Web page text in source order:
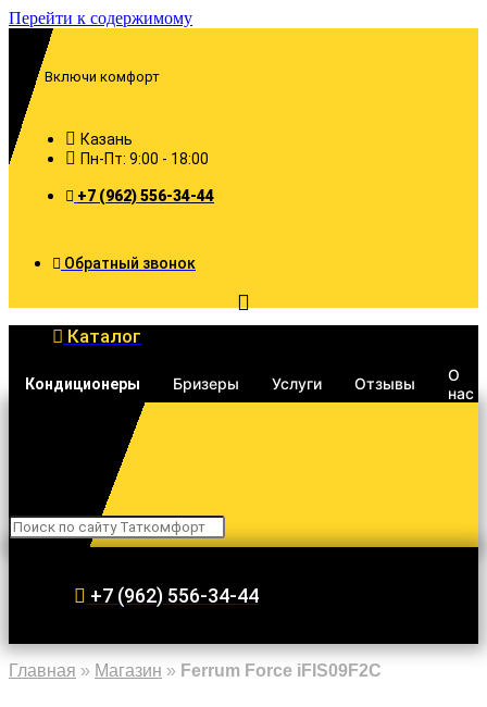
Перейти к содержимому
Включи комфорт
Казань
Пн-Пт: 9:00 - 18:00
+7 (962) 556-34-44
Обратный звонок
Каталог
Кондиционеры Бризеры Услуги Отзывы
О
нас
+7 (962) 556-34-44
Главная » Магазин » Ferrum Force iFIS09F2С